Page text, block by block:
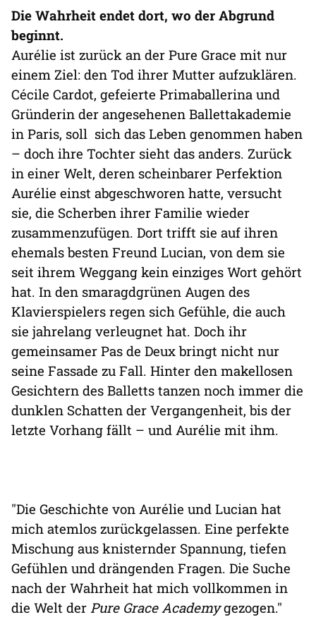
Die Wahrheit endet dort, wo der Abgrund
beginnt.
Aurélie ist zurück an der Pure Grace mit nur
einem Ziel: den Tod ihrer Mutter aufzuklären.
Cécile Cardot, gefeierte Primaballerina und
Gründerin der angesehenen Ballettakademie
in Paris, soll sich das Leben genommen haben
– doch ihre Tochter sieht das anders. Zurück
in einer Welt, deren scheinbarer Perfektion
Aurélie einst abgeschworen hatte, versucht
sie, die Scherben ihrer Familie wieder
zusammenzufügen. Dort trifft sie auf ihren
ehemals besten Freund Lucian, von dem sie
seit ihrem Weggang kein einziges Wort gehört
hat. In den smaragdgrünen Augen des
Klavierspielers regen sich Gefühle, die auch
sie jahrelang verleugnet hat. Doch ihr
gemeinsamer Pas de Deux bringt nicht nur
seine Fassade zu Fall. Hinter den makellosen
Gesichtern des Balletts tanzen noch immer die
dunklen Schatten der Vergangenheit, bis der
letzte Vorhang fällt – und Aurélie mit ihm.
"Die Geschichte von Aurélie und Lucian hat
mich atemlos zurückgelassen. Eine perfekte
Mischung aus knisternder Spannung, tiefen
Gefühlen und drängenden Fragen. Die Suche
nach der Wahrheit hat mich vollkommen in
die Welt der Pure Grace Academygezogen."